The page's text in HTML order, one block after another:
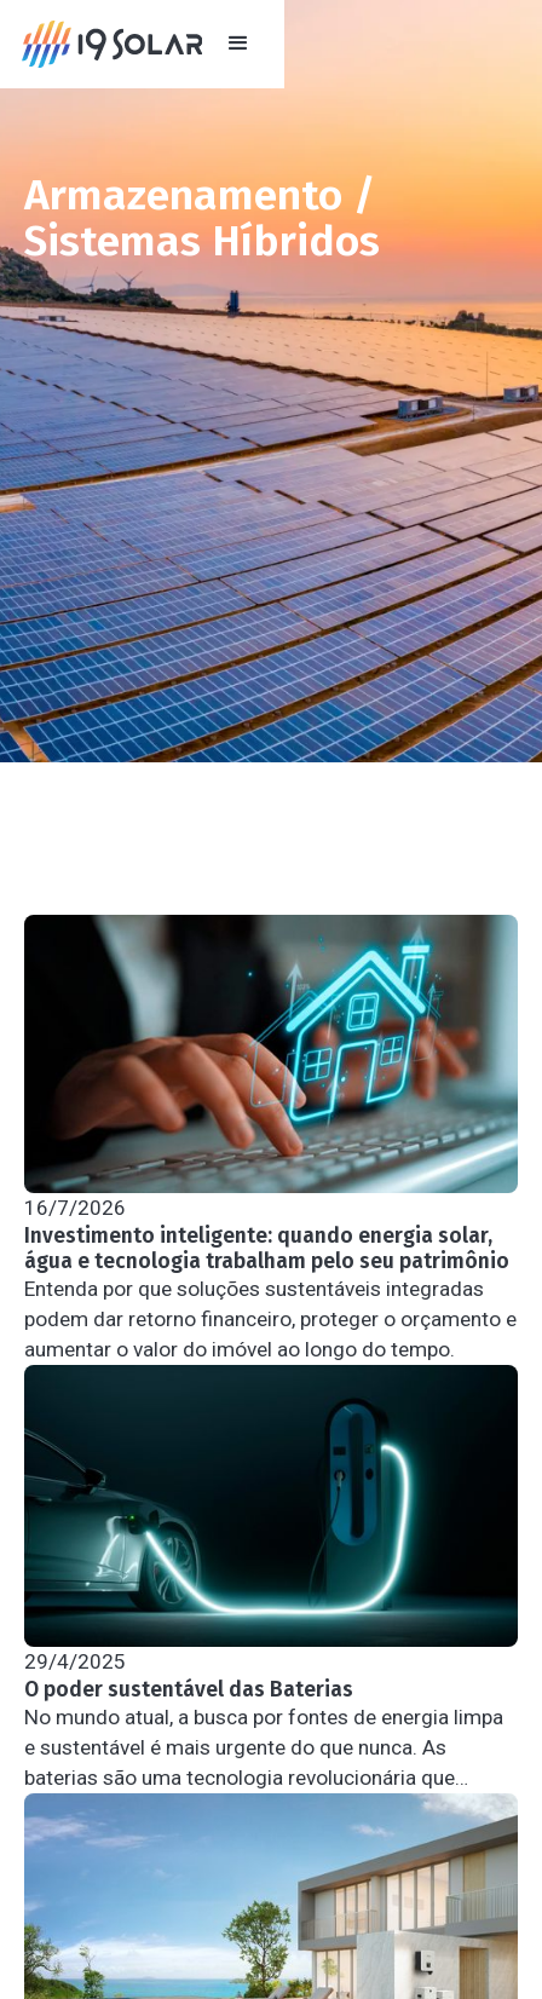
Armazenamento /
Sistemas Híbridos
16/7/2026
Investimento inteligente: quando energia solar,
água e tecnologia trabalham pelo seu patrimônio
Entenda por que soluções sustentáveis integradas
podem dar retorno financeiro, proteger o orçamento e
aumentar o valor do imóvel ao longo do tempo.
29/4/2025
O poder sustentável das Baterias
No mundo atual, a busca por fontes de energia limpa
e sustentável é mais urgente do que nunca. As
baterias são uma tecnologia revolucionária que
desempenha um papel crucial na transição para um
futuro mais verde.